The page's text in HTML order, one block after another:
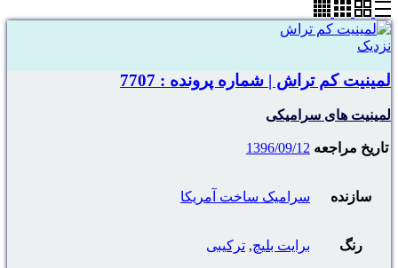
نزدیک
لمینیت کم تراش | شماره پرونده : 7707
لمینیت های سرامیکی
تاریخ مراجعه 1396/09/12
سازنده سرامیک ساخت آمریکا
رنگ برایت بلیچ, ترکیبی